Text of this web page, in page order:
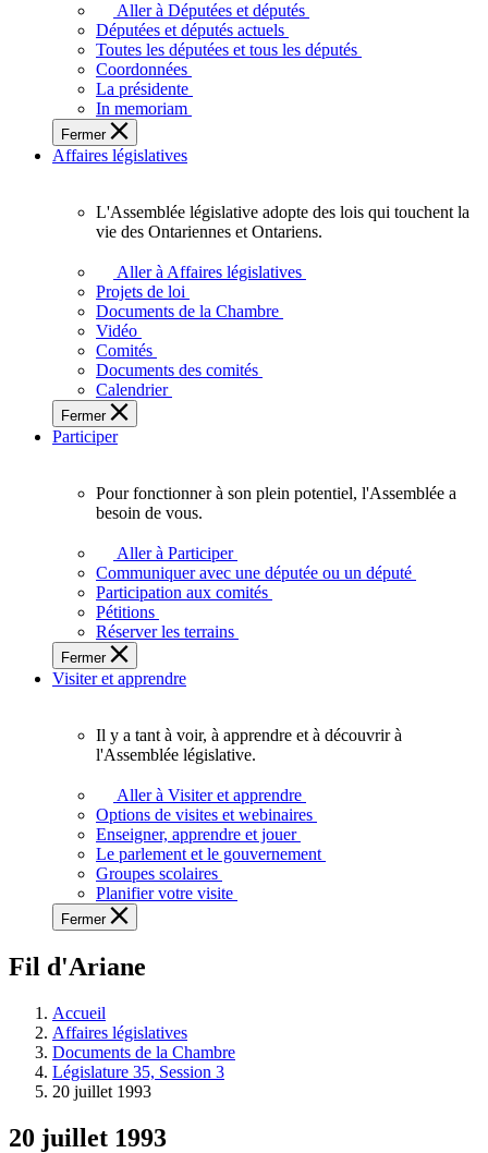
députés
vous
représentent
sein
de
l'Assemblée
législative
l'Ontario.
Aller à Députées et députés
Députées et députés actuels
Toutes les députées et tous les députés
Coordonnées
La présidente
In memoriam
Fermer
Affaires législatives
L'Assemblée
adopte
touchent
des
Ontariennes
et
L'Assemblée législative adopte des lois qui touchent la
vie des Ontariennes et Ontariens.
Aller à Affaires législatives
Projets de loi
Documents de la Chambre
Vidéo
Comités
Documents des comités
Calendrier
Fermer
Participer
plein
potentiel,
l'Assemblée
a
besoin
de
Pour fonctionner à son plein potentiel, l'Assemblée a
besoin de vous.
Aller à Participer
Communiquer avec une députée ou un député
Participation aux comités
Pétitions
Réserver les terrains
Fermer
Visiter et apprendre
voir,
apprendre
et
à
à
législative.
Il y a tant à voir, à apprendre et à découvrir à
l'Assemblée législative.
Aller à Visiter et apprendre
Options de visites et webinaires
Enseigner, apprendre et jouer
Le parlement et le gouvernement
Groupes scolaires
Planifier votre visite
Fermer
Fil d'Ariane
Accueil
Affaires législatives
Documents de la Chambre
Législature 35, Session 3
20 juillet 1993
20 juillet 1993